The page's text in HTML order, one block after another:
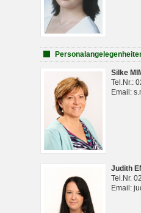
Silke
Tel.Nr.:
Email:
Judith
Tel.Nr.
Email: